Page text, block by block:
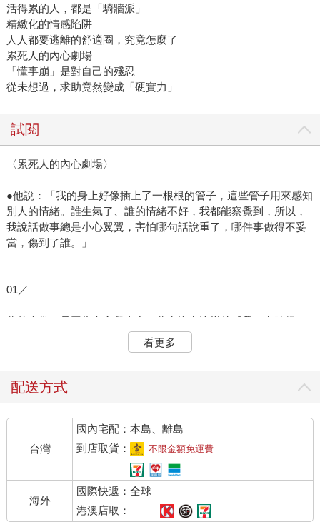
活得累的人，都是「騎牆派」
精緻化的情感陷阱
人人都要逃離的舒適圈，究竟怎麼了
累死人的內心劇場
「懂事崩」是對自己的殘忍
從未想過，求助竟然變成「硬實力」
試閱
〈累死人的內心劇場〉
●他說：「我的身上好像插上了一根根的管子，這些管子用來感知
別人的情緒。誰生氣了、誰的情緒不好，我都能察覺到，所以，
我說話做事總是小心翼翼，害怕哪句話說重了，哪件事做得不妥
當，傷到了誰。」
01／
你的疲憊，是因為內心戲太多。你有沒有這樣的感覺：有時候，
明明一天的工作都很輕鬆，最多的時間是無所事事地抱著手機刷
社群軟體的好友動態，可是晚上身體碰到床的那一刻，依然覺得
「心理師，為什麼我明明什麼都沒做，一天下來卻依然覺得
我和她一起回溯了她的一天，發現她幾乎什麼事情都沒做。她有
一份穩定、清閒的工作，大多數的時間裡，她的工作給人一種只
要出現在辦公室就好的感覺。珊珊就這樣靠著刷網頁、喝茶、線
上和朋友聊天，過著屬於自己的一天。可是她並不覺得輕鬆。於
是，我又和她回溯了她一天的心理活動，結果發現了另一個故
早上，和主管一起進電梯，說了一聲「經理好」，就傻傻地盯著
看更多
配送方式
台灣
國內宅配：本島、離島
到店取貨：
不限金額免運費
海外
國際快遞：全球
港澳店取：